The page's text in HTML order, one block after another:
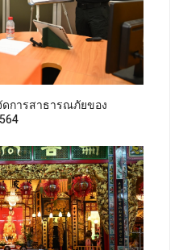
การสาธารณภัยของ